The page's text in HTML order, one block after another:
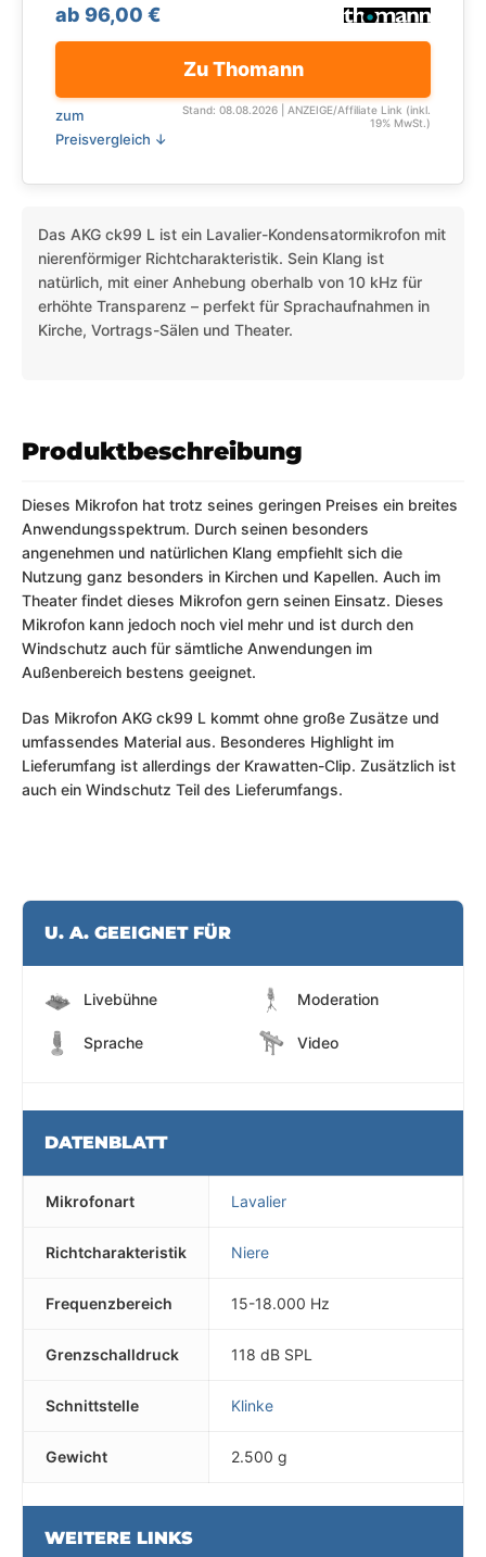
ab 96,00 €
Zu Thomann
zum
Preisvergleich ↓
Stand: 08.08.2026 | ANZEIGE/Affiliate Link (inkl.
19% MwSt.)
Das AKG ck99 L ist ein Lavalier-Kondensatormikrofon mit
nierenförmiger Richtcharakteristik. Sein Klang ist
natürlich, mit einer Anhebung oberhalb von 10 kHz für
erhöhte Transparenz – perfekt für Sprachaufnahmen in
Kirche, Vortrags-Sälen und Theater.
Produktbeschreibung
Dieses Mikrofon hat trotz seines geringen Preises ein breites
Anwendungsspektrum. Durch seinen besonders
angenehmen und natürlichen Klang empfiehlt sich die
Nutzung ganz besonders in Kirchen und Kapellen. Auch im
Theater findet dieses Mikrofon gern seinen Einsatz. Dieses
Mikrofon kann jedoch noch viel mehr und ist durch den
Windschutz auch für sämtliche Anwendungen im
Außenbereich bestens geeignet.
Das Mikrofon AKG ck99 L kommt ohne große Zusätze und
umfassendes Material aus. Besonderes Highlight im
Lieferumfang ist allerdings der Krawatten-Clip. Zusätzlich ist
auch ein Windschutz Teil des Lieferumfangs.
U. A. GEEIGNET FÜR
Livebühne Moderation
Sprache Video
DATENBLATT
Mikrofonart Lavalier
Richtcharakteristik Niere
Frequenzbereich 15-18.000 Hz
Grenzschalldruck 118 dB SPL
Schnittstelle Klinke
Gewicht 2.500 g
WEITERE LINKS